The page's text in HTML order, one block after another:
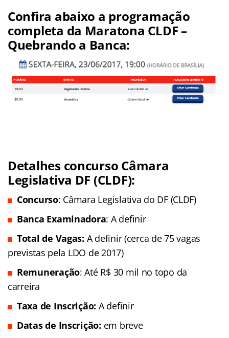
Confira abaixo a programação
completa da Maratona CLDF –
Quebrando a Banca:
Detalhes concurso Câmara
Legislativa DF (CLDF):
Concurso: Câmara Legislativa do DF (CLDF)
Banca Examinadora: A definir
Total de Vagas: A definir (cerca de 75 vagas
previstas pela LDO de 2017)
Remuneração: Até R$ 30 mil no topo da
carreira
Taxa de Inscrição: A definir
Datas de Inscrição: em breve